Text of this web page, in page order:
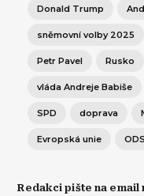
Donald Trump
sněmovní volby 2025
Petr Pavel Rusko
vláda Andreje Babiše
SPD doprava
Evropská unie ODS
Redakci pište na